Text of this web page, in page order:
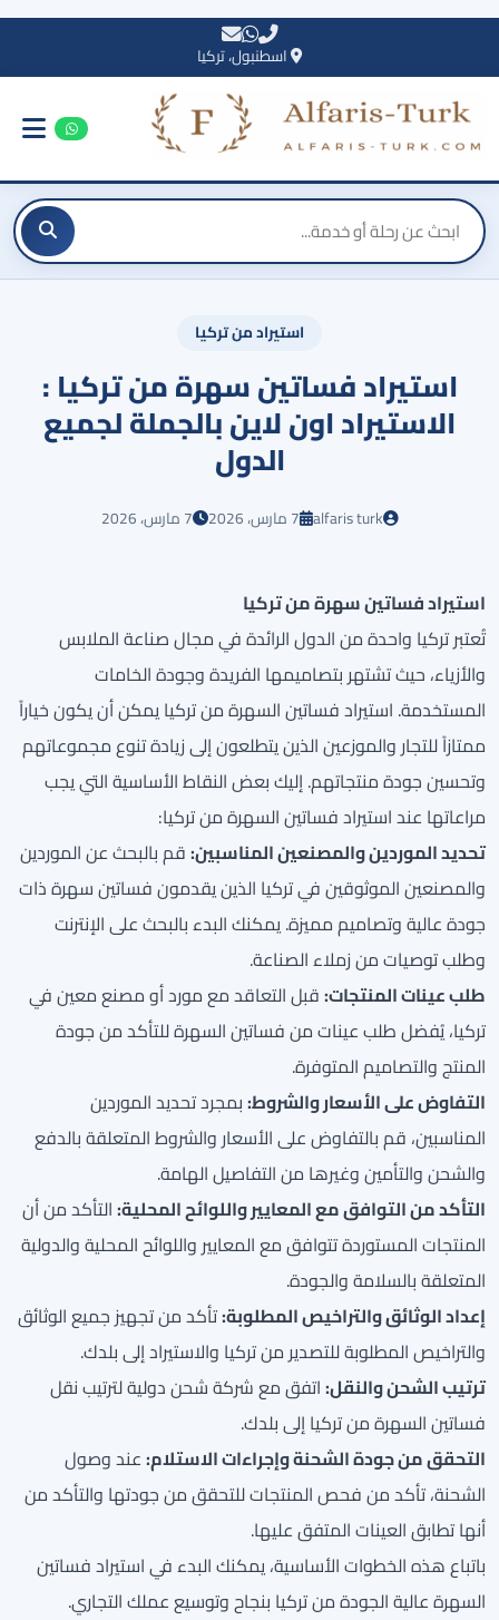
اسطنبول، تركيا
استيراد من تركيا
استيراد فساتين سهرة من تركيا :
الاستيراد اون لاين بالجملة لجميع
الدول
alfaris turk 7 مارس، 2026 7 مارس، 2026
استيراد فساتين سهرة من تركيا
تُعتبر تركيا واحدة من الدول الرائدة في مجال صناعة الملابس
والأزياء، حيث تشتهر بتصاميمها الفريدة وجودة الخامات
المستخدمة. استيراد فساتين السهرة من تركيا يمكن أن يكون خياراً
ممتازاً للتجار والموزعين الذين يتطلعون إلى زيادة تنوع مجموعاتهم
وتحسين جودة منتجاتهم. إليك بعض النقاط الأساسية التي يجب
مراعاتها عند استيراد فساتين السهرة من تركيا:
تحديد الموردين والمصنعين المناسبين:قم بالبحث عن الموردين
والمصنعين الموثوقين في تركيا الذين يقدمون فساتين سهرة ذات
جودة عالية وتصاميم مميزة. يمكنك البدء بالبحث على الإنترنت
وطلب توصيات من زملاء الصناعة.
طلب عينات المنتجات:قبل التعاقد مع مورد أو مصنع معين في
تركيا، يُفضل طلب عينات من فساتين السهرة للتأكد من جودة
المنتج والتصاميم المتوفرة.
التفاوض على الأسعار والشروط:بمجرد تحديد الموردين
المناسبين، قم بالتفاوض على الأسعار والشروط المتعلقة بالدفع
والشحن والتأمين وغيرها من التفاصيل الهامة.
التأكد من التوافق مع المعايير واللوائح المحلية:التأكد من أن
المنتجات المستوردة تتوافق مع المعايير واللوائح المحلية والدولية
المتعلقة بالسلامة والجودة.
إعداد الوثائق والتراخيص المطلوبة:تأكد من تجهيز جميع الوثائق
والتراخيص المطلوبة للتصدير من تركيا والاستيراد إلى بلدك.
ترتيب الشحن والنقل:اتفق مع شركة شحن دولية لترتيب نقل
فساتين السهرة من تركيا إلى بلدك.
التحقق من جودة الشحنة وإجراءات الاستلام:عند وصول
الشحنة، تأكد من فحص المنتجات للتحقق من جودتها والتأكد من
أنها تطابق العينات المتفق عليها.
باتباع هذه الخطوات الأساسية، يمكنك البدء في استيراد فساتين
السهرة عالية الجودة من تركيا بنجاح وتوسيع عملك التجاري.